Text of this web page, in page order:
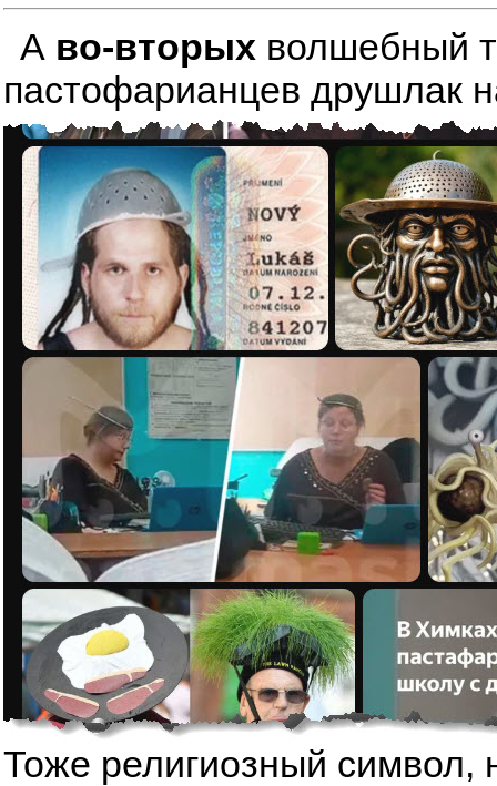
А во-вторых волшебный
пастофарианцев друшлак
Тоже религиозный символ,